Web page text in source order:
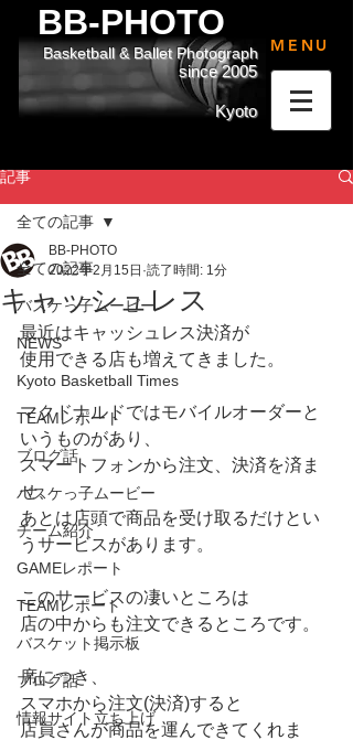
BB-PHOTO
since 2005
Basketball & Ballet Photograph
Kyoto
MENU
記事
全ての記事
バスケっ子ムービー
NEWS
Kyoto Basketball Times
TEAMレポート
ブログ話
バスケっ子ムービー
チーム紹介
GAMEレポート
TEAMレポート
バスケット掲示板
ブログ話
情報サイト立ち上げ
全ての記事
キャッシュレス
BB-PHOTO
2022年2月15日 読了時間: 1分
最近はキャッシュレス決済が
使用できる店も増えてきました。
マクドナルドではモバイルオーダーと
いうものがあり、
スマートフォンから注文、決済を済ま
せ、
あとは店頭で商品を受け取るだけとい
うサービスがあります。
このサービスの凄いところは
店の中からも注文できるところです。
席につき、
スマホから注文(決済)すると
店員さんが商品を運んできてくれま